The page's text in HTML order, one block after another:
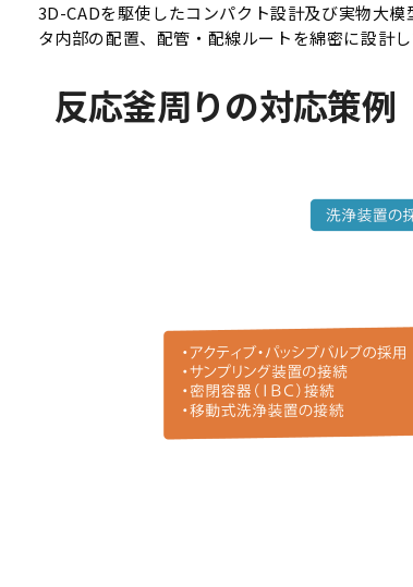
3D-CADを駆使したコンパクト設計及び実物大
タ内部の配置、配管・配線ルートを綿密に設計し
反応釜周りの対応策例